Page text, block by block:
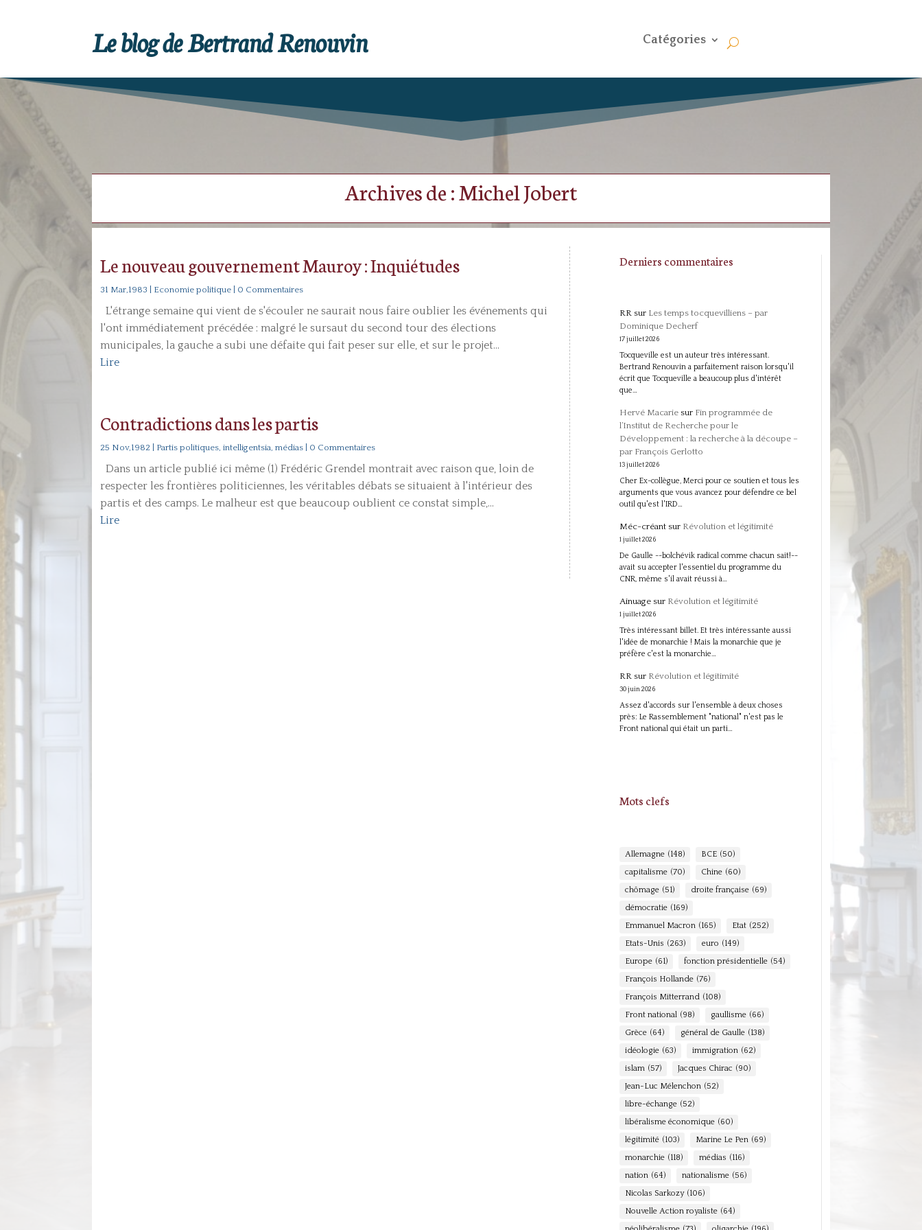
Le blog de Bertrand Renouvin Catégories
Archives de : Michel Jobert
Le nouveau gouvernement Mauroy : Inquiétudes
31 Mar,1983 Economie politique | 0 Commentaires
L'étrange semaine qui vient de s'écouler ne saurait nous faire oublier les événements qui
l'ont immédiatement précédée : malgré le sursaut du second tour des élections
municipales, la gauche a subi une défaite qui fait peser sur elle, et sur le projet...
Lire
Contradictions dans les partis
25 Nov,1982 Partis politiques, intelligentsia, médias | 0 Commentaires
Dans un article publié ici même (1) Frédéric Grendel montrait avec raison que, loin de
respecter les frontières politiciennes, les véritables débats se situaient à l'intérieur des
partis et des camps. Le malheur est que beaucoup oublient ce constat simple,...
Lire
Derniers commentaires
RRsur Les temps tocquevilliens – par
Dominique Decherf
17 juillet 2026
Tocqueville est un auteur très intéressant.
Bertrand Renouvin a parfaitement raison lorsqu'il
écrit que Tocqueville a beaucoup plus d'intérêt
que…
Hervé Macariesur Fin programmée de
l’Institut de Recherche pour le
Développement : la recherche à la découpe –
par François Gerlotto
13 juillet 2026
Cher Ex-collègue, Merci pour ce soutien et tous les
arguments que vous avancez pour défendre ce bel
outil qu'est l'IRD…
Méc-créantsur Révolution et légitimité
1 juillet 2026
De Gaulle --bolchévik radical comme chacun sait!--
avait su accepter l'essentiel du programme du
CNR, même s'il avait réussi à…
Ainuagesur Révolution et légitimité
1 juillet 2026
Très intéressant billet. Et très intéressante aussi
l'idée de monarchie ! Mais la monarchie que je
préfère c'est la monarchie…
RRsur Révolution et légitimité
30 juin 2026
Assez d'accords sur l'ensemble à deux choses
près: Le Rassemblement "national" n'est pas le
Front national qui était un parti…
Mots clefs
Allemagne (148) BCE (50)
capitalisme (70) Chine (60)
chômage (51) droite française (69)
démocratie (169)
Emmanuel Macron (165) Etat (252)
Etats-Unis (263) euro (149)
Europe (61) fonction présidentielle (54)
François Hollande (76)
François Mitterrand (108)
Front national (98) gaullisme (66)
Grèce (64) général de Gaulle (138)
idéologie (63) immigration (62)
islam (57) Jacques Chirac (90)
Jean-Luc Mélenchon (52)
libre-échange (52)
libéralisme économique (60)
légitimité (103) Marine Le Pen (69)
monarchie (118) médias (116)
nation (64) nationalisme (56)
Nicolas Sarkozy (106)
Nouvelle Action royaliste (64)